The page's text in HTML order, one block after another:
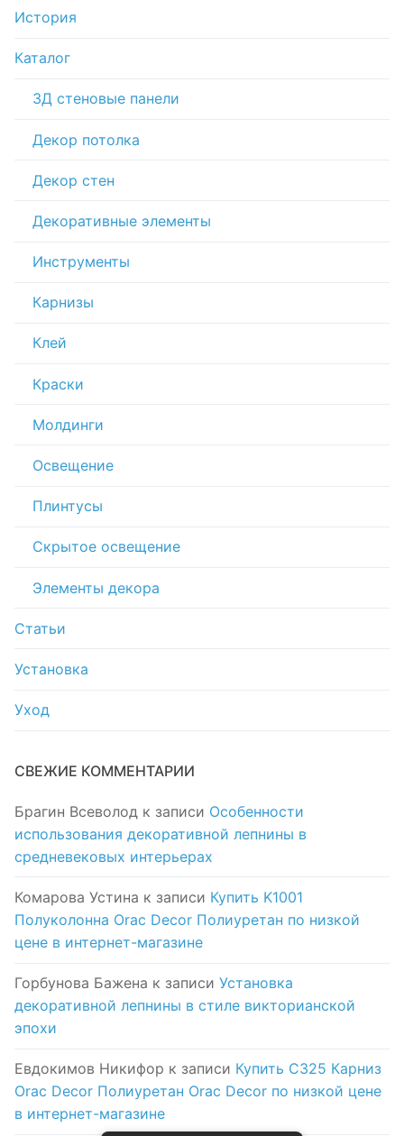
История
Каталог
3Д стеновые панели
Декор потолка
Декор стен
Декоративные элементы
Инструменты
Карнизы
Клей
Краски
Молдинги
Освещение
Плинтусы
Скрытое освещение
Элементы декора
Статьи
Установка
Уход
СВЕЖИЕ КОММЕНТАРИИ
Брагин Всеволод к записи Особенности
использования декоративной лепнины в
средневековых интерьерах
Комарова Устина к записи Купить K1001
Полуколонна Orac Decor Полиуретан по низкой
цене в интернет-магазине
Горбунова Бажена к записи Установка
декоративной лепнины в стиле викторианской
эпохи
Евдокимов Никифор к записи Купить C325 Карниз
Orac Decor Полиуретан Orac Decor по низкой цене
в интернет-магазине